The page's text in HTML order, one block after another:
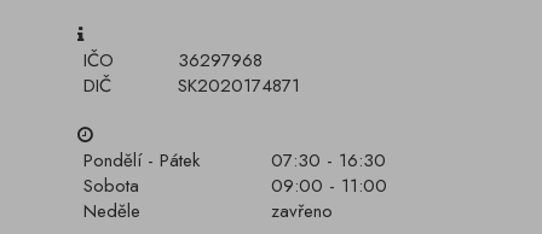
IČO
36297968
DIČ
SK2020174871
Pondělí - Pátek
07:30 - 16:30
Sobota
09:00 - 11:00
Neděle
zavřeno